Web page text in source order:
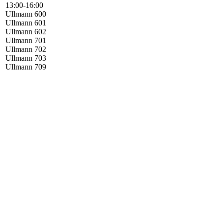
13:00-16:00
Ullmann 600
Ullmann 601
Ullmann 602
Ullmann 701
Ullmann 702
Ullmann 703
Ullmann 709